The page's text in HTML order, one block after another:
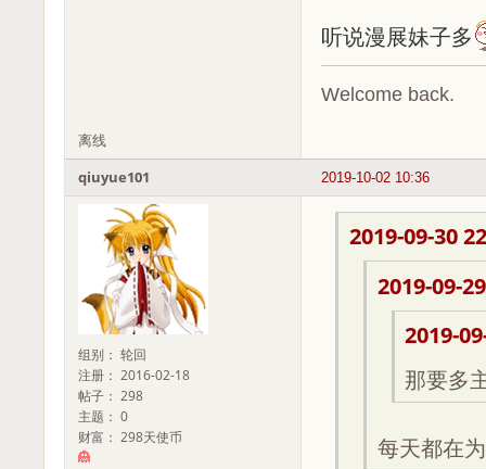
听说漫展妹子多
Welcome back.
离线
2019-10-02 10:36
qiuyue101
组别： 轮回
注册： 2016-02-18
帖子： 298
主题： 0
财富： 298天使币
2019-09-30
2019-09-
2019-
那要多
每天都在